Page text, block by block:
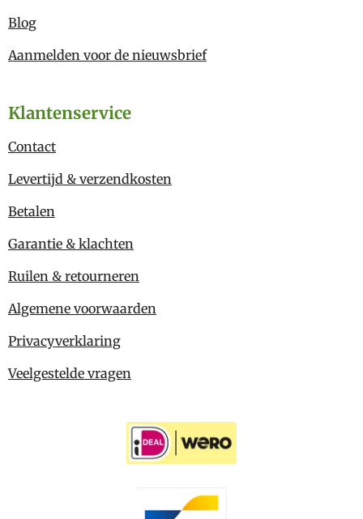
Blog
Aanmelden voor de nieuwsbrief
Klantenservice
Contact
Levertijd & verzendkosten
Betalen
Garantie & klachten
Ruilen & retourneren
Algemene voorwaarden
Privacyverklaring
Veelgestelde vragen